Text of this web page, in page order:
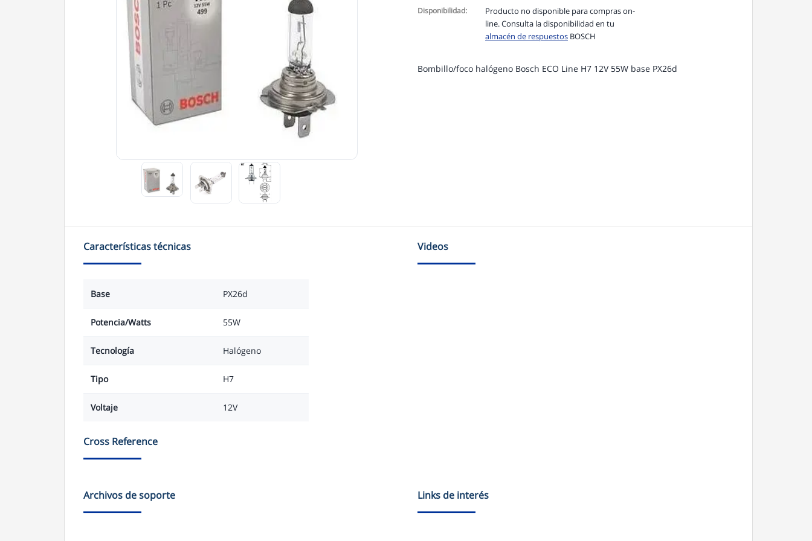
Disponibilidad:
Producto no disponible para compras on-
line. Consulta la disponibilidad en tu
almacén de respuestosBOSCH
Bombillo/foco halógeno Bosch ECO Line H7 12V 55W base PX26d
Características técnicas
Base PX26d
Potencia/Watts 55W
Tecnología Halógeno
Tipo H7
Voltaje 12V
Cross Reference
Videos
Archivos de soporte Links de interés